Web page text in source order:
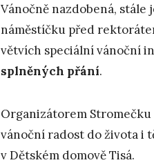
Vánočně nazdobená, stále
náměstíčku před
větvích speciální vánoční
splněných přání.
Organizátorem Stromečku
vánoční radost do života i
v Dětském domově Tisá.